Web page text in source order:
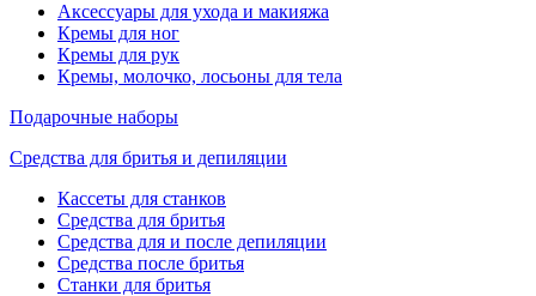
Аксессуары для ухода и макияжа
Кремы для ног
Кремы для рук
Кремы, молочко, лосьоны для тела
Подарочные наборы
Средства для бритья и депиляции
Кассеты для станков
Средства для бритья
Средства для и после депиляции
Средства после бритья
Станки для бритья